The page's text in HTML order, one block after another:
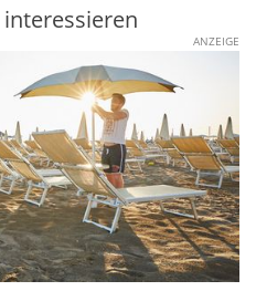
ANZEIGE